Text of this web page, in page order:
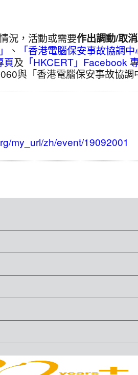
況，活動或需要作出調動/取
、
「香港電腦保安事故協調
頁及 「HKCERT」Facebook
與「香港電腦保安事故協調
my_url/zh/event/19092001